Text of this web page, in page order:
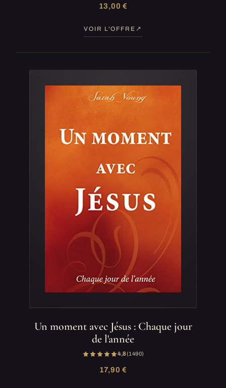
13,00 €
VOIR L'OFFRE
Un moment avec Jésus : Chaque jour
de l'année
4,8(1 490)
17,90 €